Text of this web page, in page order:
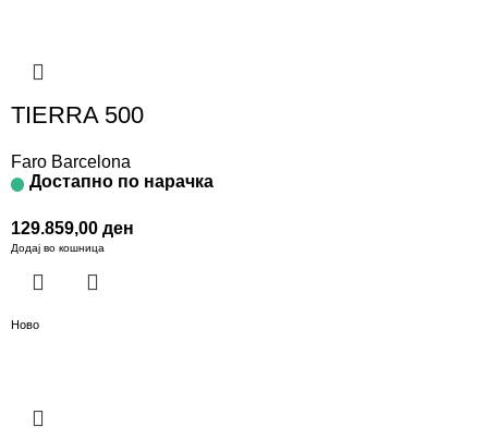
TIERRA 500
Faro Barcelona
Достапно по нарачка
129.859,00 ден
Додај во кошница
Ново